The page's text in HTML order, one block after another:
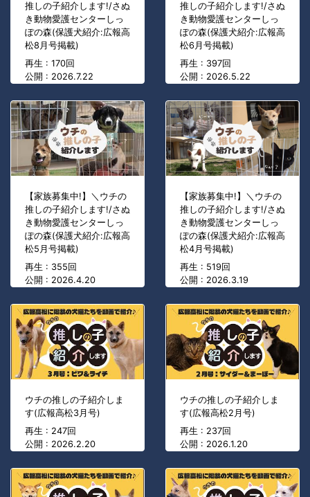
推しの子紹介します!/さぬ
き動物愛護センターしっ
ぽの森(保護犬紹介:広報高
松8月号掲載)
再生 : 170回
公開 : 2026.7.22
推しの子紹介します!/さぬ
き動物愛護センターしっ
ぽの森(保護犬紹介:広報高
松6月号掲載)
再生 : 397回
公開 : 2026.5.22
【家族募集中!】＼ウチの
推しの子紹介します!/さぬ
き動物愛護センターしっ
ぽの森(保護犬紹介:広報高
松5月号掲載)
再生 : 355回
公開 : 2026.4.20
【家族募集中!】＼ウチの
推しの子紹介します!/さぬ
き動物愛護センターしっ
ぽの森(保護犬紹介:広報高
松4月号掲載)
再生 : 519回
公開 : 2026.3.19
ウチの推しの子紹介しま
す(広報高松3月号)
再生 : 247回
公開 : 2026.2.20
ウチの推しの子紹介しま
す(広報高松2月号)
再生 : 237回
公開 : 2026.1.20